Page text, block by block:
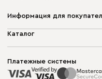
Информация для
О компании
Способы оплаты
Рассрочка и кредит
Каталог
Корпусная мебель
Распродажа мебели
Платежные системы